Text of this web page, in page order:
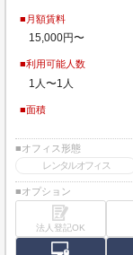
■月額賃料
15,000円〜
■利用可能人数
1人〜1人
■面積
■オフィス形態
レンタルオフィス
■オプション
法人登記OK